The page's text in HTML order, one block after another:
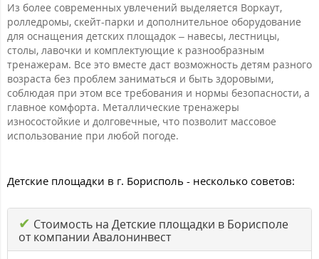
Из более современных увлечений выделяется Воркаут,
ролледромы, скейт-парки и дополнительное оборудование
для оснащения детских площадок – навесы, лестницы,
столы, лавочки и комплектующие к разнообразным
тренажерам. Все это вместе даст возможность детям разного
возраста без проблем заниматься и быть здоровыми,
соблюдая при этом все требования и нормы безопасности, а
главное комфорта. Металлические тренажеры
износостойкие и долговечные, что позволит массовое
использование при любой погоде.
Детские площадки в г. Борисполь - несколько советов:
✔ Стоимость на Детские площадки в Борисполе
от компании Авалонинвест